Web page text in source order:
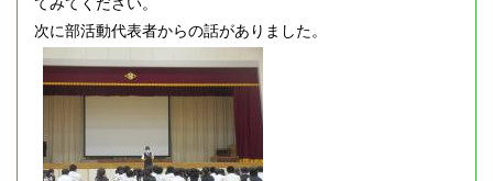
次に部活動代表者からの話がありました。